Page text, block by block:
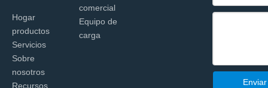
Hogar
productos
Servicios
Sobre
nosotros
Recursos
comercial
Equipo de
carga
Enviar